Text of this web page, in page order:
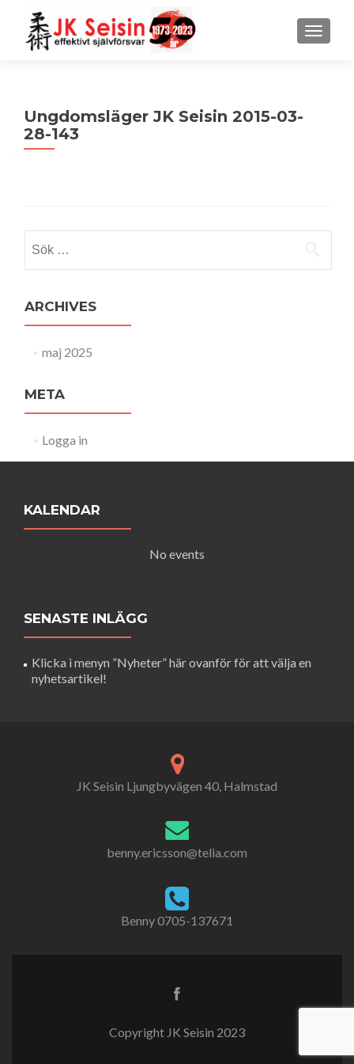
MENU
Ungdomsläger JK Seisin 2015-03-
28-143
efter:
ARCHIVES
maj 2025
META
Logga in
KALENDAR
No events
SENASTE INLÄGG
Klicka i menyn ”Nyheter” här ovanför för att välja en
nyhetsartikel!
JK Seisin Ljungbyvägen 40, Halmstad
benny.ericsson@telia.com
Benny 0705-137671
Copyright JK Seisin 2023